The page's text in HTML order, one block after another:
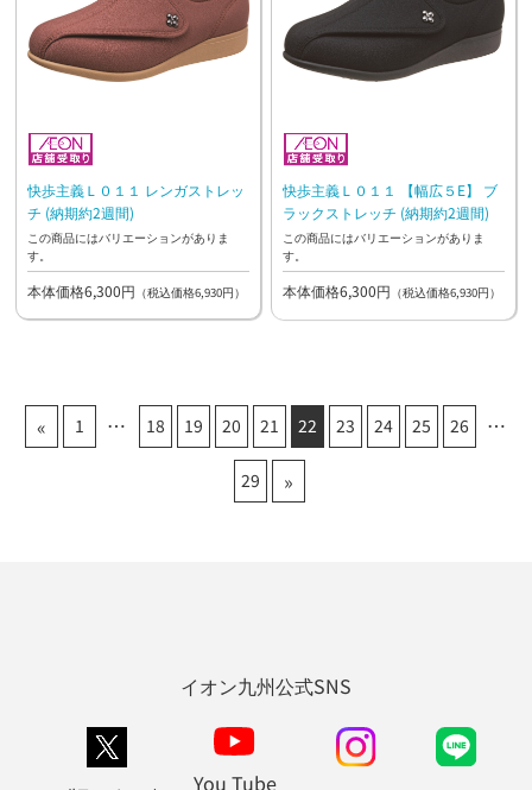
快歩主義Ｌ０１１ レンガストレッ
チ (納期約2週間)
この商品にはバリエーションがありま
す。
本体価格6,300円 （税込価格6,930円）
快歩主義Ｌ０１１ 【幅広５E】 ブ
ラックストレッチ (納期約2週間)
この商品にはバリエーションがありま
す。
本体価格6,300円 （税込価格6,930円）
« 1 18 19 20 21 22 23 24 25 26
29 »
イオン九州公式SNS
You Tube